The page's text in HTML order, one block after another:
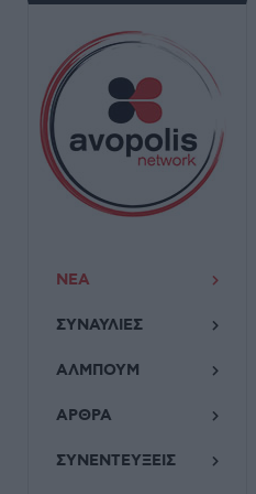
ΝΕΑ
ΣΥΝΑΥΛΙΕΣ
ΑΛΜΠΟΥΜ
ΑΡΘΡΑ
ΣΥΝΕΝΤΕΥΞΕΙΣ